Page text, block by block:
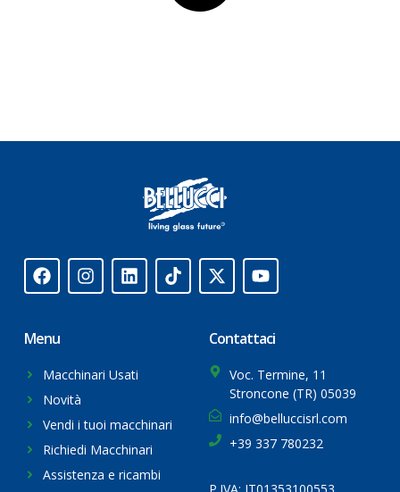
Menu
Macchinari Usati
Novità
Vendi i tuoi macchinari
Richiedi Macchinari
Assistenza e ricambi
Contattaci
Voc. Termine, 11
Stroncone (TR) 05039
info@belluccisrl.com
+39 337 780232